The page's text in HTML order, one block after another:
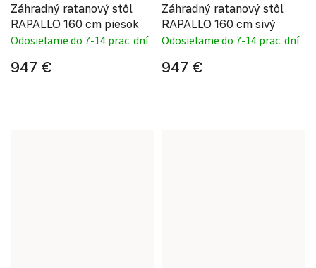
Záhradný ratanový stôl
RAPALLO 160 cm piesok
Odosielame do 7-14 prac. dní
947 €
Záhradný ratanový stôl
RAPALLO 160 cm sivý
Odosielame do 7-14 prac. dní
947 €